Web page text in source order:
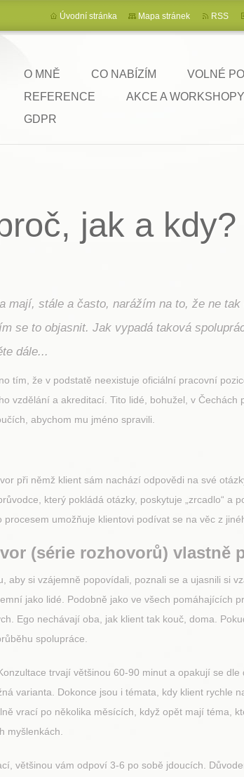
O MNĚ CO NABÍZÍM VOLNÉ
REFERENCE
AKCE A WORKSHOPY
GDPR
Úvodní stránka Mapa stránek RSS
jak a kdy?
mají, stále a často, narážím na to, že ne
se to objasnit. Jak vypadá taková
dále...
tím, že v podstatě neexistuje oficiální pracovní
vzdělání a akreditací. Tito lidé, bohužel, v Čechách
abychom mu jméno spravili.
při němž klient sám nachází odpovědi na své
který pokládá otázky, poskytuje „zrcadlo“ a
umožňuje klientovi podívat se na věc z
(série rozhovorů) vlastně
aby si vzájemně popovídali, poznali se a ujasnili si
jako lidé. Podobně jako ve všech pomáhajících
Ego nechávají oba, jak klient tak kouč, doma.
spolupráce.
trvají většinou 60-90 minut a opakují se
varianta. Dokonce jsou i témata, kdy klient rychle
vrací po několika měsících, když opět mají téma,
myšlenkách.
většinou vám odpoví 3-6 po sobě jdoucích.